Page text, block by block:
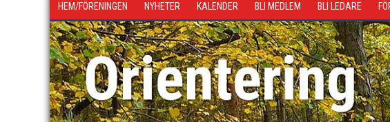
HEM/FÖRENINGEN NYHETER KALENDER BLI MEDLEM BLI LEDARE